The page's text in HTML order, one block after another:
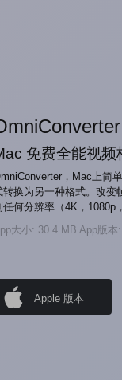
免费全能视频
，Mac上简
转换为另一种格式。改变
任何分辨率（4K，1080p
大小: 30.4 MB App版本
Apple 版本